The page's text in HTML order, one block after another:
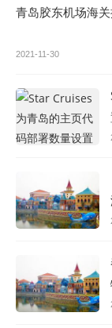
青岛胶东机场海
2021-11-30